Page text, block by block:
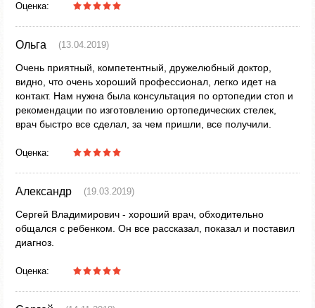
Оценка:
Ольга (13.04.2019)
Очень приятный, компетентный, дружелюбный доктор,
видно, что очень хороший профессионал, легко идет на
контакт. Нам нужна была консультация по ортопедии стоп и
рекомендации по изготовлению ортопедических стелек,
врач быстро все сделал, за чем пришли, все получили.
Оценка:
Александр (19.03.2019)
Сергей Владимирович - хороший врач, обходительно
общался с ребенком. Он все рассказал, показал и поставил
диагноз.
Оценка: